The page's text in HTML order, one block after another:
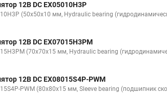
12В DC EX05010H3P
(50x50x10 мм, Hydraulic bearing
12В DC EX07015H3PM
(70x70x15 мм, Hydraulic bearing
12В DC EX08015S4P-PWM
PWM (80x80x15 мм, Sleeve bearing (подшипник